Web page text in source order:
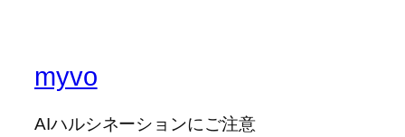
myvo
AIハルシネーションにご注意